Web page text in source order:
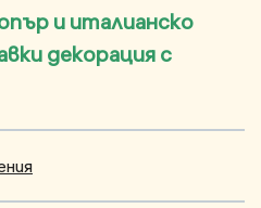
и италианско
декорация с